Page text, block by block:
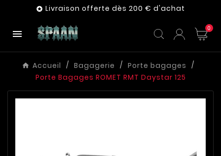
 Livraison offerte dès 200 € d'achat
 0
Accueil Bagagerie
Porte bagages
Porte Bagages ROMET RMT Daystar 125